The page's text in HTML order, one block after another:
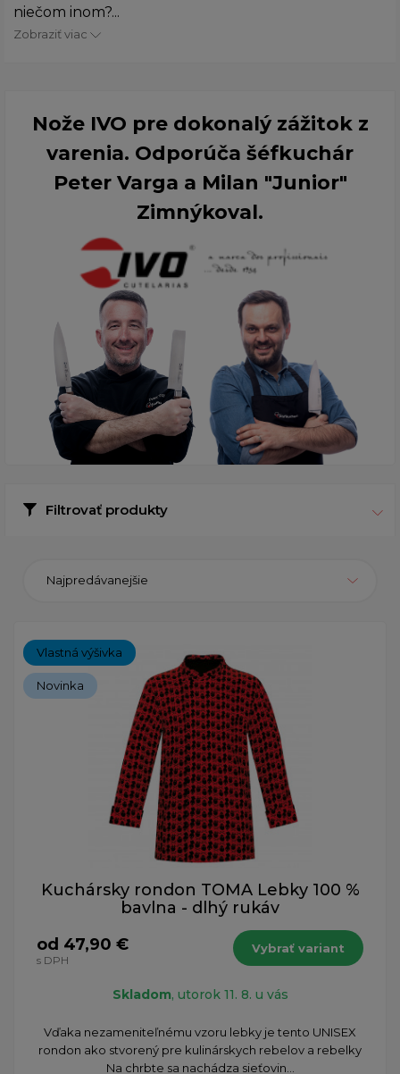
niečom inom?...
Zobraziť viac
Nože IVO pre dokonalý zážitok z
varenia. Odporúča šéfkuchár
Peter Varga a Milan "Junior"
Zimnýkoval.
Filtrovať produkty
Najpredávanejšie
Vlastná výšivka
Novinka
Kuchársky rondon TOMA Lebky 100 %
bavlna - dlhý rukáv
od 47,90 €
s DPH
Vybrať variant
Skladom, utorok 11. 8. u vás
​Vďaka nezameniteľnému vzoru lebky je tento UNISEX
rondon ako stvorený pre kulinárskych rebelov a rebelky
Na chrbte sa nachádza sieťovin...